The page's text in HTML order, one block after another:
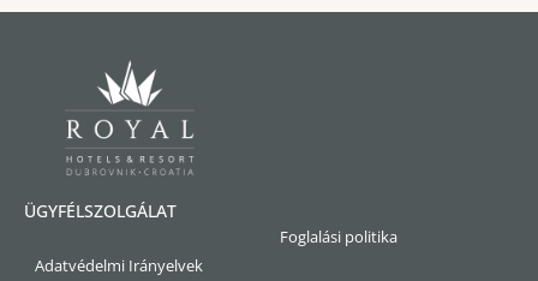
ÜGYFÉLSZOLGÁLAT
Foglalási politika
Adatvédelmi Irányelvek